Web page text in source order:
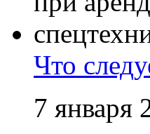
Что
7 января